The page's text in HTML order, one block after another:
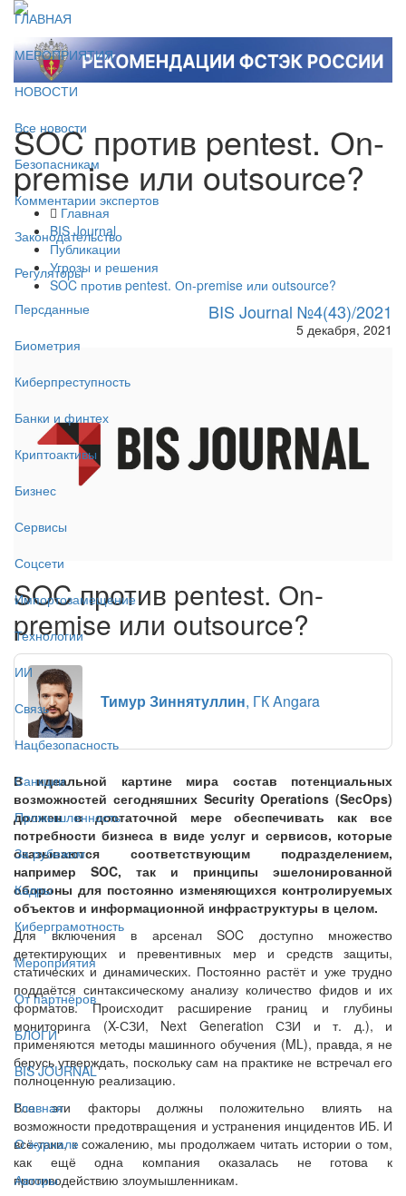
ГЛАВНАЯ
МЕРОПРИЯТИЯ
НОВОСТИ
Все новости
Безопасникам
Комментарии экспертов
Законодательство
Регуляторы
Персданные
Биометрия
Киберпреступность
Банки и финтех
Криптоактивы
Бизнес
Сервисы
Соцсети
Импортозамещение
Технологии
ИИ
Связь
Нацбезопасность
Санкции
Промышленность
За рубежом
Кадры
Киберграмотность
Мероприятия
От партнёров
БЛОГИ
BIS JOURNAL
Главная
О журнале
Авторы
SOC против pentest. Оn-
premise или outsource?
Главная
BIS Journal
Публикации
Угрозы и решения
SOC против pentest. Оn-premise или outsource?
BIS Journal №4(43)/2021
5 декабря, 2021
SOC против pentest. Оn-
premise или outsource?
Тимур Зиннятуллин, ГК Angara
В идеальной картине мира состав потенциальных
возможностей сегодняшних Security Operations (SecOps)
должен в достаточной мере обеспечивать как все
потребности бизнеса в виде услуг и сервисов, которые
оказываются соответствующим подразделением,
например SOC, так и принципы эшелонированной
обороны для постоянно изменяющихся контролируемых
объектов и информационной инфраструктуры в целом.
Для включения в арсенал SOC доступно множество
детектирующих и превентивных мер и средств защиты,
статических и динамических. Постоянно растёт и уже трудно
поддаётся синтаксическому анализу количество фидов и их
форматов. Происходит расширение границ и глубины
мониторинга (X-СЗИ, Next Generation СЗИ и т. д.), и
применяются методы машинного обучения (ML), правда, я не
берусь утверждать, поскольку сам на практике не встречал его
полноценную реализацию.
Все эти факторы должны положительно влиять на
возможности предотвращения и устранения инцидентов ИБ. И
всё-таки, к сожалению, мы продолжаем читать истории о том,
как ещё одна компания оказалась не готова к
противодействию злоумышленникам.